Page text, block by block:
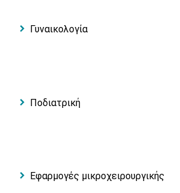
Γυναικολογία
Ποδιατρική
Εφαρμογές μικροχειρουργικής